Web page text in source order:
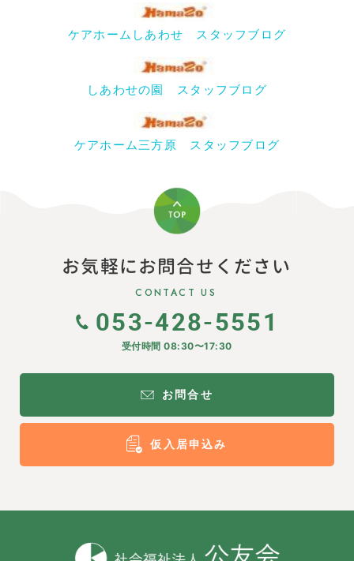
ケアホームしあわせ スタッフブログ
しあわせの園 スタッフブログ
ケアホーム三方原 スタッフブログ
お気軽にお問合せください
CONTACT US
053-428-5551
受付時間 08:30〜17:30
お問合せ
仮入居申込み